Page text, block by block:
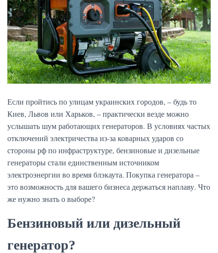
Если пройтись по улицам украинских городов, – будь то
Киев, Львов или Харьков, – практически везде можно
услышать шум работающих генераторов. В условиях частых
отключений электричества из-за коварных ударов со
стороны рф по инфраструктуре, бензиновые и дизельные
генераторы стали единственным источником
электроэнергии во время блэкаута. Покупка генератора –
это возможность для вашего бизнеса держаться наплаву. Что
же нужно знать о выборе?
Бензиновый или дизельный
генератор?